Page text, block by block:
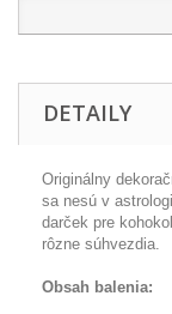
DETAILY
Originálny
sa nesú v
darček pre
rôzne súhvezdia
Obsah balenia: